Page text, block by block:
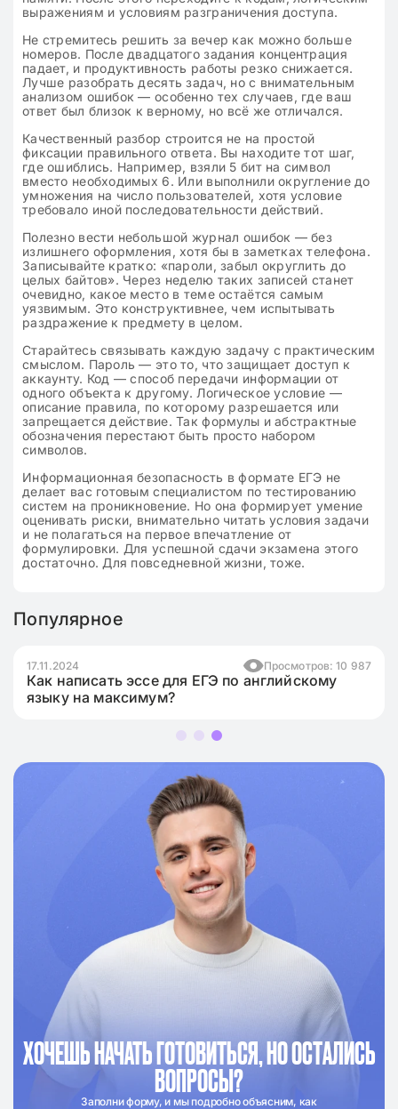
выражениям и условиям разграничения доступа.
Не стремитесь решить за вечер как можно больше
номеров. После двадцатого задания концентрация
падает, и продуктивность работы резко снижается.
Лучше разобрать десять задач, но с внимательным
анализом ошибок — особенно тех случаев, где ваш
ответ был близок к верному, но всё же отличался.
Качественный разбор строится не на простой
фиксации правильного ответа. Вы находите тот шаг,
где ошиблись. Например, взяли 5 бит на символ
вместо необходимых 6. Или выполнили округление до
умножения на число пользователей, хотя условие
требовало иной последовательности действий.
Полезно вести небольшой журнал ошибок — без
излишнего оформления, хотя бы в заметках телефона.
Записывайте кратко: «пароли, забыл округлить до
целых байтов». Через неделю таких записей станет
очевидно, какое место в теме остаётся самым
уязвимым. Это конструктивнее, чем испытывать
раздражение к предмету в целом.
Старайтесь связывать каждую задачу с практическим
смыслом. Пароль — это то, что защищает доступ к
аккаунту. Код — способ передачи информации от
одного объекта к другому. Логическое условие —
описание правила, по которому разрешается или
запрещается действие. Так формулы и абстрактные
обозначения перестают быть просто набором
символов.
Информационная безопасность в формате ЕГЭ не
делает вас готовым специалистом по тестированию
систем на проникновение. Но она формирует умение
оценивать риски, внимательно читать условия задачи
и не полагаться на первое впечатление от
формулировки. Для успешной сдачи экзамена этого
достаточно. Для повседневной жизни, тоже.
ХОЧЕШЬ НАЧАТЬ ГОТОВИТЬСЯ, НО ОСТАЛИСЬ
ВОПРОСЫ?
Заполни форму, и мы подробно объясним, как
Популярное
17.11.2024 Просмотров: 10 987
Как написать эссе для ЕГЭ по английскому
языку на максимум?